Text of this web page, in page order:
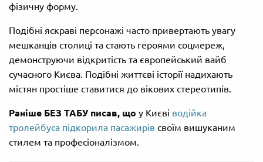
фізичну форму.
Подібні яскраві персонажі часто привертають увагу
мешканців столиці та стають героями соцмереж,
демонструючи відкритість та європейський вайб
сучасного Києва. Подібні життєві історії надихають
містян простіше ставитися до вікових стереотипів.
Раніше БЕЗ ТАБУ писав, що у Києві водійка
тролейбуса підкорила пасажирів своїм вишуканим
стилем та професіоналізмом.